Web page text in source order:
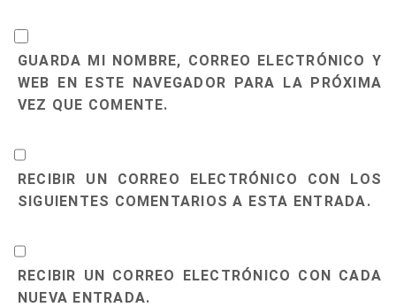
GUARDA MI NOMBRE, CORREO ELECTRÓNICO Y
WEB EN ESTE NAVEGADOR PARA LA PRÓXIMA
VEZ QUE COMENTE.
RECIBIR UN CORREO ELECTRÓNICO CON LOS
SIGUIENTES COMENTARIOS A ESTA ENTRADA.
RECIBIR UN CORREO ELECTRÓNICO CON CADA
NUEVA ENTRADA.